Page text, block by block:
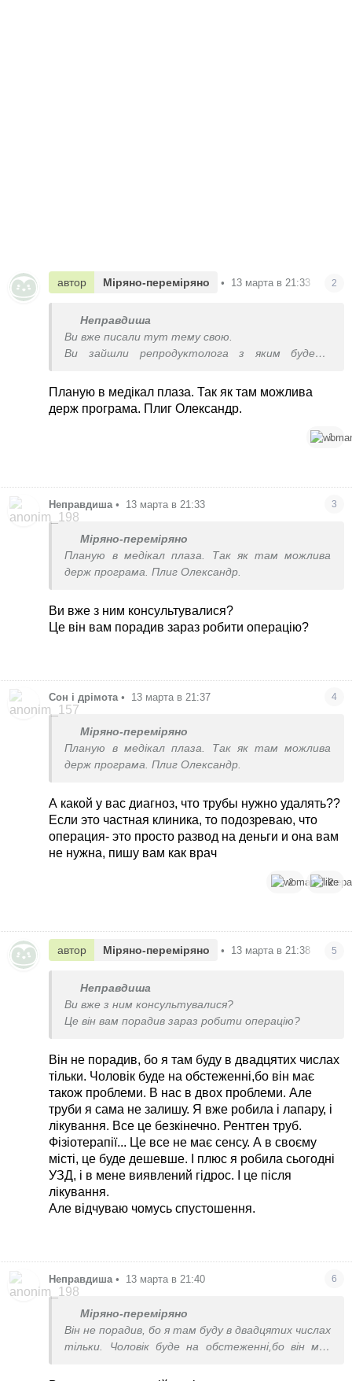
автор Міряно-переміряно • 13 марта в 21:33 2
Неправдиша
Ви вже писали тут тему свою.
Ви зайшли репродуктолога з яким будете
В якій клініці плануєте робити?
Планую в медікал плаза. Так як там можлива
держ програма. Плиг Олександр.
1
Неправдиша • 13 марта в 21:33 3
Міряно-переміряно
Планую в медікал плаза. Так як там можлива
держ програма. Плиг Олександр.
Ви вже з ним консультувалися?
Це він вам порадив зараз робити операцію?
Сон і дрімота • 13 марта в 21:37 4
Міряно-переміряно
Планую в медікал плаза. Так як там можлива
держ програма. Плиг Олександр.
А какой у вас диагноз, что трубы нужно удалять??
Если это частная клиника, то подозреваю, что
операция- это просто развод на деньги и она вам
не нужна, пишу вам как врач
2 2
автор Міряно-переміряно • 13 марта в 21:38 5
Неправдиша
Ви вже з ним консультувалися?
Це він вам порадив зараз робити операцію?
Він не порадив, бо я там буду в двадцятих числах
тільки. Чоловік буде на обстеженні,бо він має
також проблеми. В нас в двох проблеми. Але
труби я сама не залишу. Я вже робила і лапару, і
лікування. Все це безкінечно. Рентген труб.
Фізіотерапії... Це все не має сенсу. А в своєму
місті, це буде дешевше. І плюс я робила сьогодні
УЗД, і в мене виявлений гідрос. І це після
лікування.
Але відчуваю чомусь спустошення.
Неправдиша • 13 марта в 21:40 6
Міряно-переміряно
Він не порадив, бо я там буду в двадцятих числах
тільки. Чоловік буде на обстеженні,бо він має